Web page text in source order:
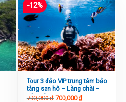
-12%
Tour 3 đảo VIP trung tâm bảo
tàng san hô – Làng chài –
Hòn Tằm
790,000₫ 700,000₫